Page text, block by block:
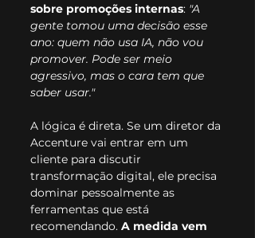
sobre promoções internas: "A
gente tomou uma decisão esse
ano: quem não usa IA, não vou
promover. Pode ser meio
agressivo, mas o cara tem que
saber usar."
A lógica é direta. Se um diretor da
Accenture vai entrar em um
cliente para discutir
transformação digital, ele precisa
dominar pessoalmente as
ferramentas que está
recomendando. A medida vem